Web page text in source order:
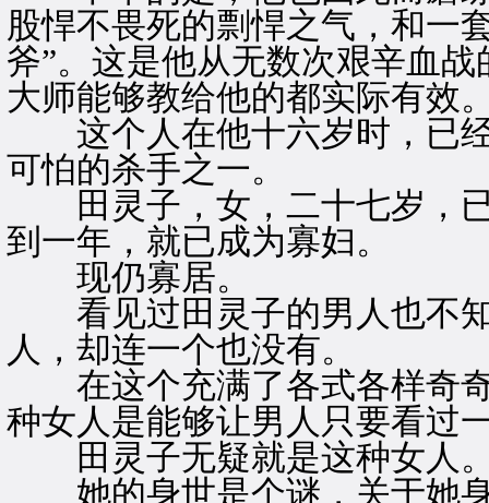
股悍不畏死的剽悍之气，和一
斧”。这是他从无数次艰辛血
大师能够教给他的都实际有效
这个人在他十六岁时，已经
可怕的杀手之一。
田灵子，女，二十七岁，已
到一年，就已成为寡妇。
现仍寡居。
看见过田灵子的男人也不知
人，却连一个也没有。
在这个充满了各式各样奇奇
种女人是能够让男人只要看过
田灵子无疑就是这种女人
她的身世是个谜，关于她身